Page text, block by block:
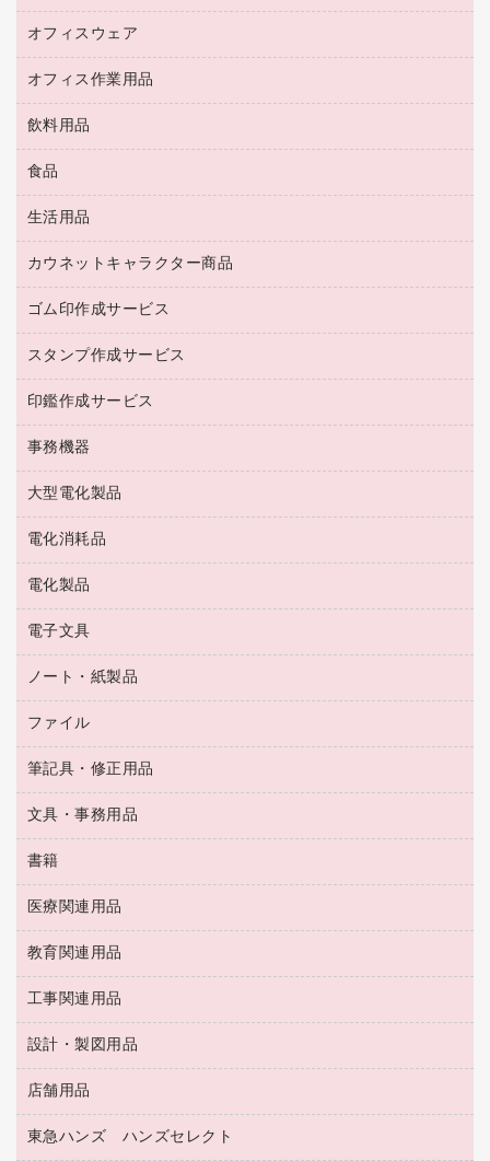
ＵＳＢハブ／ＵＳＢアクセサリー
ＯＡフィルター
ＯＡクリーナー／エアダスター
ＨＤＤ／ＳＳＤ
ディスプレイモニター
ロッカー・下駄箱
その他収納
オフィスアクセサリー
オフィスウェア
医療・介護・ワーキングウェア
ブラウス・シャツ
アウター
オフィス作業用品
養生用品
防災用備蓄食品・飲料
台車・脚立
倉庫収納用品
作業用雑貨
梱包用品
梱包用テープ
園芸用品
ペット用品
飲料用品
緑茶飲料
茶葉・インスタント
紅茶・バラエティ飲料
レギュラーコーヒー
ミルク・シュガー
ソフトドリンク
コーヒーメーカー・備品
インスタントコーヒー
食品
食品
生活用品
浴室用品
台所用洗剤
掃除用品
掃除用洗剤
洗濯用品
消臭・芳香剤
殺虫剤
飲食用消耗品
ハンドソープ・石鹸
トイレ用品
トイレ用洗剤
ティッシュペーパー
ダストボックス
タオル・アメニティ用品
スリッパ・サンダル・シューズ
スポーツ・レジャー用品
ゴミ袋
キッチン用品
食品添加物製品
カウネットキャラクター商品
カウネットキャラクター商品
ゴム印作成サービス
ゴム印作成サービス
ゴム印（一行印）作成サービス
ゴム印（フリーサイズ印）作成サービス
スタンプ作成サービス
シヤチハタスタンプ作成サービス
カウネットスタンプ作成サービス
印鑑作成サービス
印鑑作成サービス
事務機器
大型シュレッダー（共配）
レーザーポインター
ラミネートフィルム
ラミネータ
タイムレコーダー
シュレッダ
ＯＨＰ用品
大型電化製品
冷蔵庫・キッチン・調理家電
テレビ・ＡＶ機器
電化消耗品
電球・蛍光灯
乾電池・充電池
フィルム・カメラ用品
デスクライト
アルバム
電化製品
掃除機・クリーナー
空調・季節家電
その他電化製品
キッチン・調理家電
ＯＡタップ／延長コード
電子文具
電卓
ラベルテープ
その他電子文具
ノート・紙製品
封筒
伝票
典礼用品
帳簿
額縁
各種用紙
ルーズリーフ
ファイル
名刺整理用品
板目表紙・綴込表紙
背幅が伸びるファイル
統一伝票用ファイル
収納保存用品
レターファイル
リングファイル
プレゼン用ファイル
ファイルボックス
筆記具・修正用品
万年筆
消しゴム
修正液・修正ペン
修正テープ
鉛筆
マーキングペン（油性）
マーキングペン（水性）
文具・事務用品
輪ゴム
両面テープ
名札
保管・整理用品
壁面／足元収納
備品／小物ケース
透明テープ 事務用
電話台
書籍
パソコンソフト
医療関連用品
保健用品
使い捨て手袋
感染症対策用品
介護用品
医療関連用品
教育関連用品
教育関連用品
工事関連用品
工事関連用品
設計・製図用品
設計・製図用品
店舗用品
店舗運営用品
東急ハンズ ハンズセレクト